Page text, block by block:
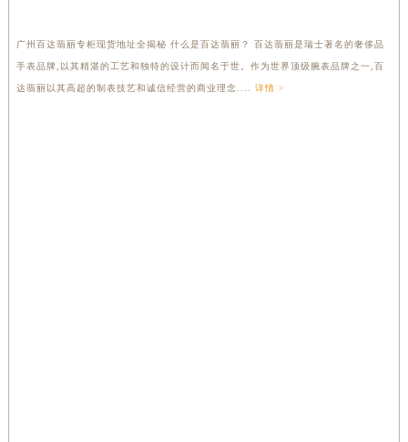
广州百达翡丽专柜现货地址全揭秘 什么是百达翡丽？ 百达翡丽是瑞士著名的奢侈品
手表品牌,以其精湛的工艺和独特的设计而闻名于世。作为世界顶级腕表品牌之一,百
达翡丽以其高超的制表技艺和诚信经营的商业理念.... 详情 >